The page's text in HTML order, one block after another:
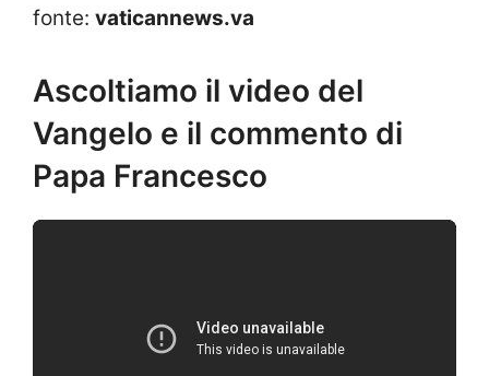
fonte: vaticannews.va
Ascoltiamo il video del
Vangelo e il commento di
Papa Francesco